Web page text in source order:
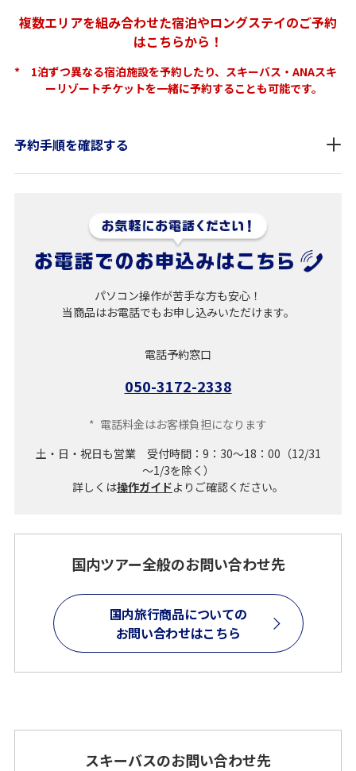
複数エリアを組み合わせた宿泊やロングステイのご予約
はこちらから！
*
1泊ずつ異なる宿泊施設を予約したり、スキーバス・ANAスキ
ーリゾートチケットを一緒に予約することも可能です。
予約手順を確認する
パソコン操作が苦手な方も安心！
当商品はお電話でもお申し込みいただけます。
電話予約窓口
050-3172-2338
* 電話料金はお客様負担になります
土・日・祝日も営業 受付時間：9：30～18：00（12/31
～1/3を除く）
詳しくは操作ガイドよりご確認ください。
国内ツアー全般のお問い合わせ先
国内旅行商品についての
お問い合わせはこちら
スキーバスのお問い合わせ先